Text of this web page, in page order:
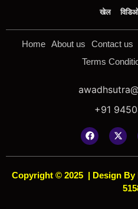
खेल
Home About us Contact us
Terms
+91
Copyright © 2025 | Design By